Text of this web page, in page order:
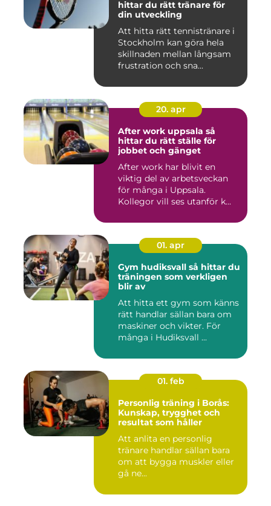
hittar du rätt tränare för
din utveckling
Att hitta rätt tennistränare i
Stockholm kan göra hela
skillnaden mellan långsam
frustration och sna...
20. apr
After work uppsala så
hittar du rätt ställe för
jobbet och gänget
After work har blivit en
viktig del av arbetsveckan
för många i Uppsala.
Kollegor vill ses utanför k...
01. apr
Gym hudiksvall så hittar du
träningen som verkligen
blir av
Att hitta ett gym som känns
rätt handlar sällan bara om
maskiner och vikter. För
många i Hudiksvall ...
01. feb
Personlig träning i Borås:
Kunskap, trygghet och
resultat som håller
Att anlita en personlig
tränare handlar sällan bara
om att bygga muskler eller
gå ne...